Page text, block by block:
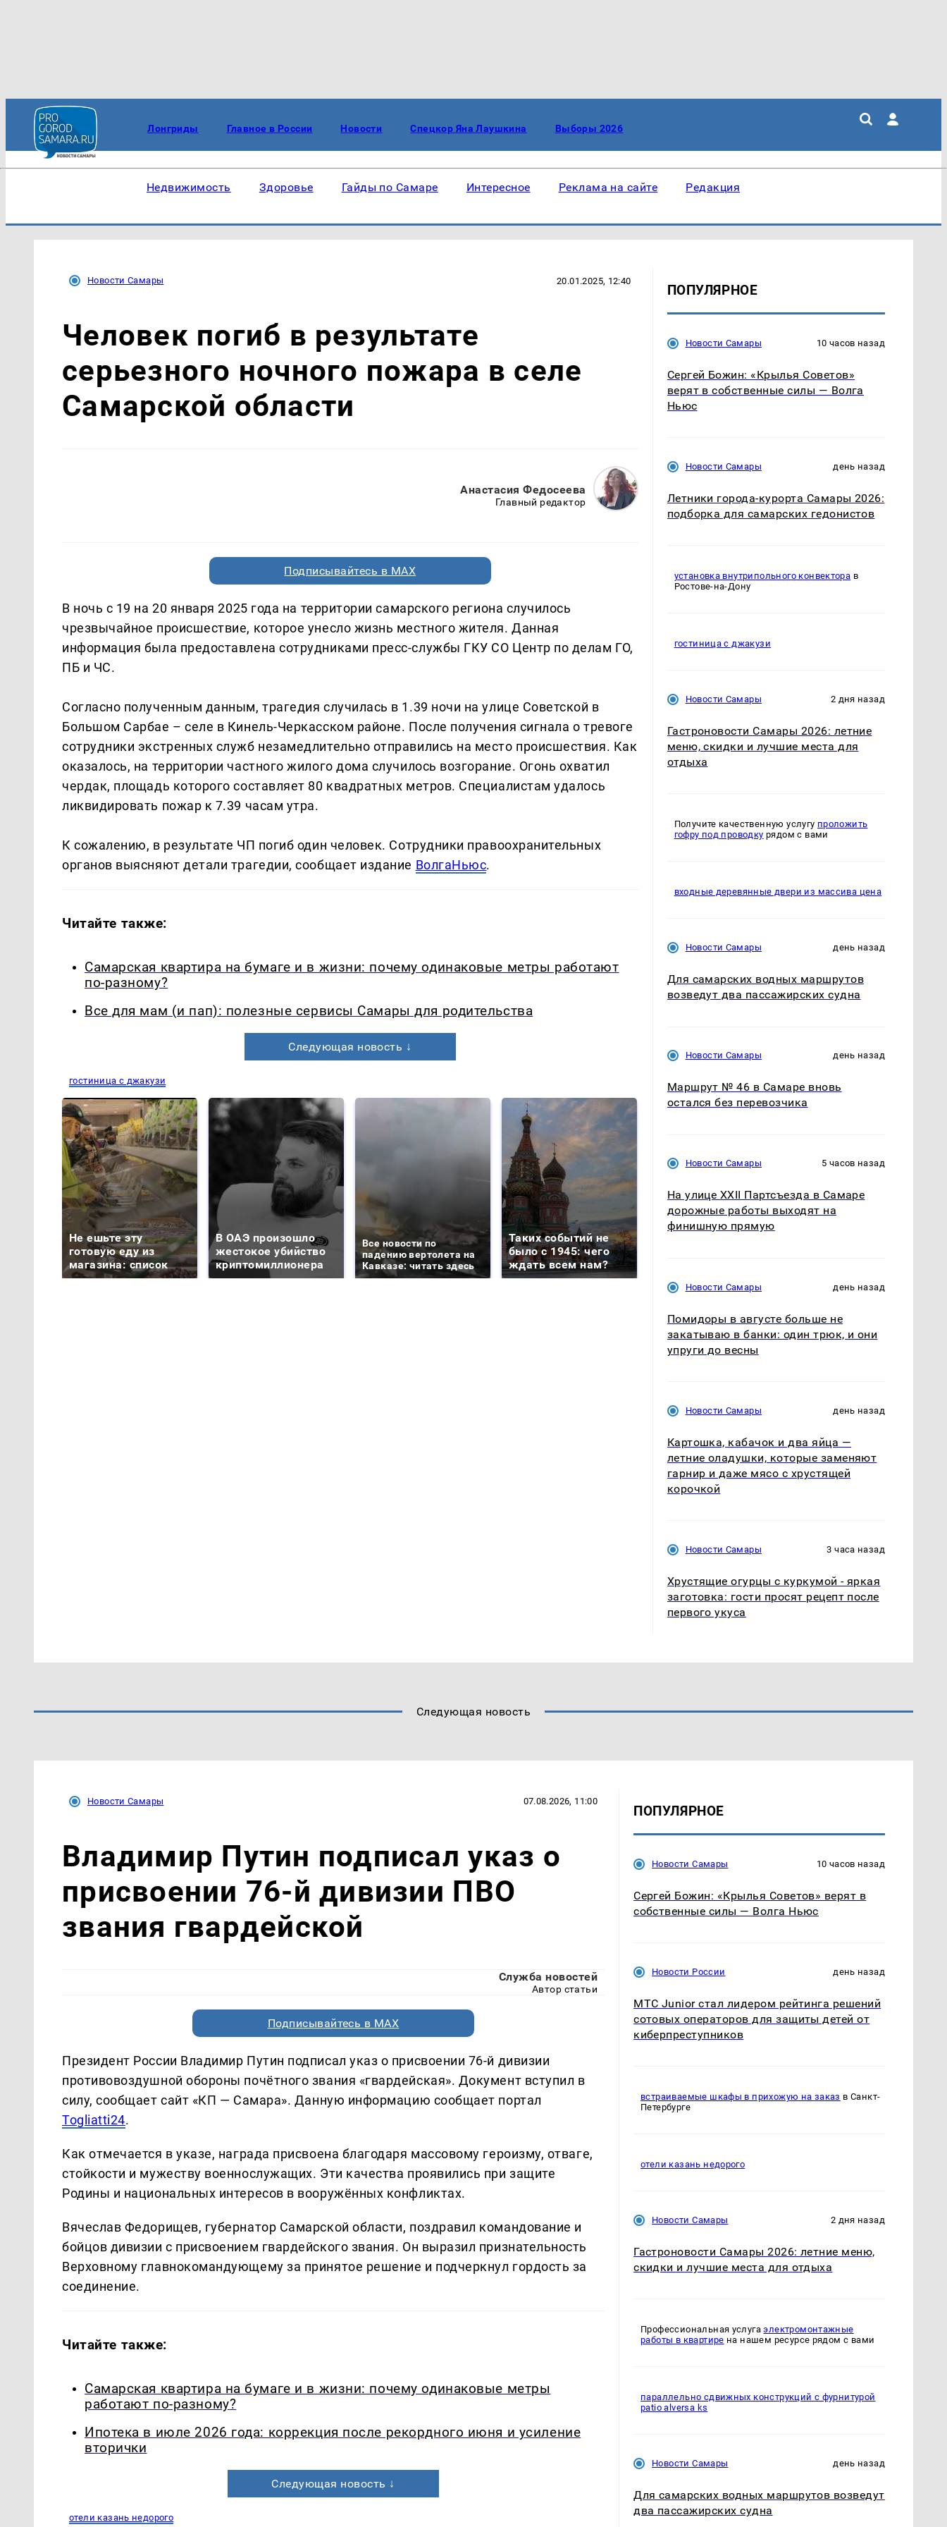
Лонгриды Главное в России Новости Спецкор Яна Лаушкина Выборы 2026
Недвижимость Здоровье Гайды по Самаре Интересное Реклама на сайте Редакция
Новости Самары 20.01.2025, 12:40
Человек погиб в результате
серьезного ночного пожара в селе
Самарской области
Анастасия Федосеева
Главный редактор
Подписывайтесь в MAX
В ночь с 19 на 20 января 2025 года на территории самарского региона случилось
чрезвычайное происшествие, которое унесло жизнь местного жителя. Данная
информация была предоставлена сотрудниками пресс-службы ГКУ СО Центр по делам ГО,
ПБ и ЧС.
Согласно полученным данным, трагедия случилась в 1.39 ночи на улице Советской в
Большом Сарбае – селе в Кинель-Черкасском районе. После получения сигнала о тревоге
сотрудники экстренных служб незамедлительно отправились на место происшествия. Как
оказалось, на территории частного жилого дома случилось возгорание. Огонь охватил
чердак, площадь которого составляет 80 квадратных метров. Специалистам удалось
ликвидировать пожар к 7.39 часам утра.
К сожалению, в результате ЧП погиб один человек. Сотрудники правоохранительных
органов выясняют детали трагедии, сообщает издание ВолгаНьюс.
Читайте также:
Самарская квартира на бумаге и в жизни: почему одинаковые метры работают
по-разному?
Все для мам (и пап): полезные сервисы Самары для родительства
Следующая новость ↓
гостиница с джакузи
Не ешьте эту
готовую еду из
магазина: список
В ОАЭ произошло
жестокое убийство
криптомиллионера
Все новости по
падению вертолета на
Кавказе: читать здесь
Таких событий не
было с 1945: чего
ждать всем нам?
ПОПУЛЯРНОЕ
Новости Самары 10 часов назад
Сергей Божин: «Крылья Советов»
верят в собственные силы — Волга
Ньюс
Новости Самары день назад
Летники города-курорта Самары 2026:
подборка для самарских гедонистов
установка внутрипольного конвектора в
Ростове-на-Дону
гостиница с джакузи
Новости Самары 2 дня назад
Гастроновости Самары 2026: летние
меню, скидки и лучшие места для
отдыха
Получите качественную услугу проложить
гофру под проводку рядом с вами
входные деревянные двери из массива цена
Новости Самары день назад
Для самарских водных маршрутов
возведут два пассажирских судна
Новости Самары день назад
Маршрут № 46 в Самаре вновь
остался без перевозчика
Новости Самары 5 часов назад
На улице XXII Партсъезда в Самаре
дорожные работы выходят на
финишную прямую
Новости Самары день назад
Помидоры в августе больше не
закатываю в банки: один трюк, и они
упруги до весны
Новости Самары день назад
Картошка, кабачок и два яйца —
летние оладушки, которые заменяют
гарнир и даже мясо с хрустящей
корочкой
Новости Самары 3 часа назад
Хрустящие огурцы с куркумой - яркая
заготовка: гости просят рецепт после
первого укуса
Следующая новость
Новости Самары 07.08.2026, 11:00
Владимир Путин подписал указ о
присвоении 76-й дивизии ПВО
звания гвардейской
Служба новостей
Автор статьи
Подписывайтесь в MAX
Президент России Владимир Путин подписал указ о присвоении 76-й дивизии
противовоздушной обороны почётного звания «гвардейская». Документ вступил в
силу, сообщает сайт «КП — Самара». Данную информацию сообщает портал
Togliatti24.
Как отмечается в указе, награда присвоена благодаря массовому героизму, отваге,
стойкости и мужеству военнослужащих. Эти качества проявились при защите
Родины и национальных интересов в вооружённых конфликтах.
Вячеслав Федорищев, губернатор Самарской области, поздравил командование и
бойцов дивизии с присвоением гвардейского звания. Он выразил признательность
Верховному главнокомандующему за принятое решение и подчеркнул гордость за
соединение.
Читайте также:
Самарская квартира на бумаге и в жизни: почему одинаковые метры
работают по-разному?
Ипотека в июле 2026 года: коррекция после рекордного июня и усиление
вторички
Следующая новость ↓
отели казань недорого
ПОПУЛЯРНОЕ
Новости Самары 10 часов назад
Сергей Божин: «Крылья Советов» верят в
собственные силы — Волга Ньюс
Новости России день назад
МТС Junior стал лидером рейтинга решений
сотовых операторов для защиты детей от
киберпреступников
встраиваемые шкафы в прихожую на заказ в Санкт-
Петербурге
отели казань недорого
Новости Самары 2 дня назад
Гастроновости Самары 2026: летние меню,
скидки и лучшие места для отдыха
Профессиональная услугаэлектромонтажные
работы в квартире на нашем ресурсе рядом с вами
параллельно сдвижных конструкций с фурнитурой
patio alversa ks
Новости Самары день назад
Для самарских водных маршрутов возведут
два пассажирских судна